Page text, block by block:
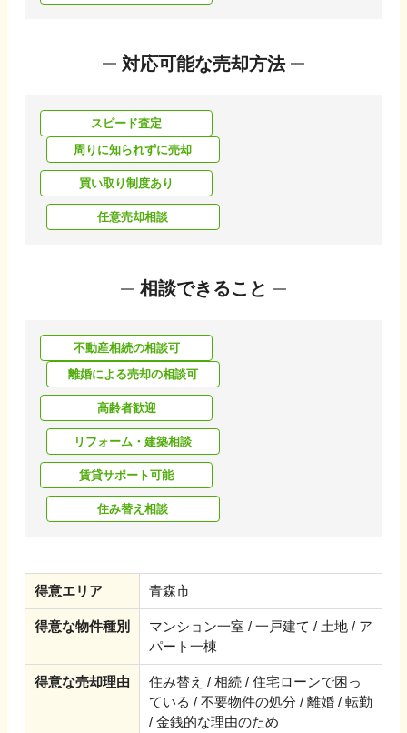
対応可能な売却方法
スピード査定
周りに知られずに売却
買い取り制度あり
任意売却相談
相談できること
不動産相続の相談可
離婚による売却の相談可
高齢者歓迎
リフォーム・建築相談
賃貸サポート可能
住み替え相談
得意エリア 青森市
得意な物件種別
マンション一室 / 一戸建て / 土地 / ア
パート一棟
得意な売却理由
住み替え / 相続 / 住宅ローンで困っ
ている / 不要物件の処分 / 離婚 / 転勤
/ 金銭的な理由のため